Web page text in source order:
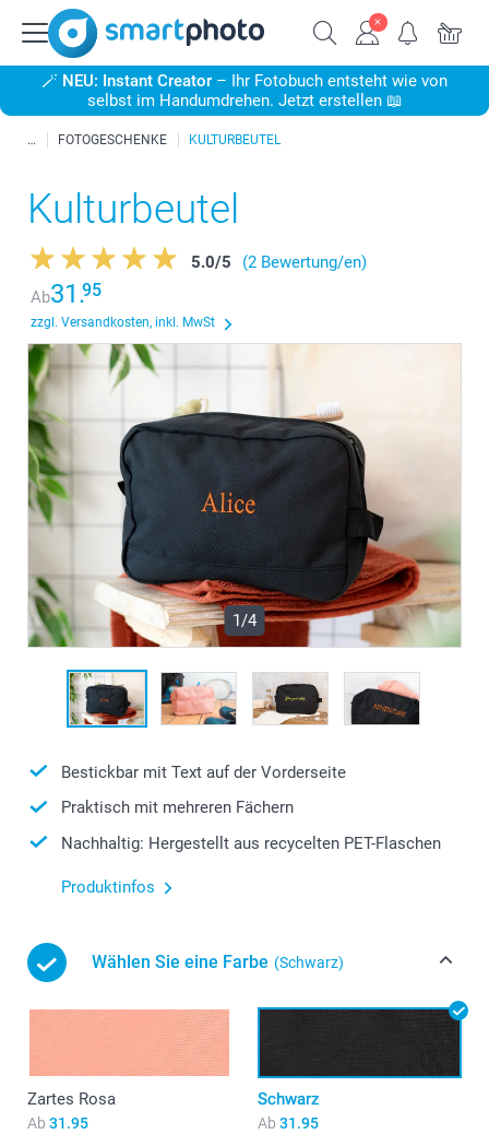
🪄 NEU: Instant Creator – Ihr Fotobuch entsteht wie von
selbst im Handumdrehen. Jetzt erstellen 📖
FOTOGESCHENKE KULTURBEUTEL
Kulturbeutel
5.0/5
(2 Bewertung/en)
Ab31.95
zzgl. Versandkosten, inkl. MwSt
1/4
Bestickbar mit Text auf der Vorderseite
Praktisch mit mehreren Fächern
Nachhaltig: Hergestellt aus recycelten PET-Flaschen
Produktinfos
Wählen Sie eine Farbe (Schwarz)
Zartes Rosa
Ab 31.95
Schwarz
Ab 31.95